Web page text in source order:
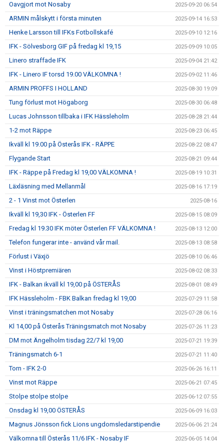
Oavgjort mot Nosaby 2025-09-20 06:54
ARMIN målskytt i första minuten 2025-09-14 16:53
Henke Larsson till IFKs Fotbollskafé 2025-09-10 12:16
IFK - Sölvesborg GIF på fredag kl 19,15 2025-09-09 10:05
Linero straffade IFK 2025-09-04 21:42
IFK - Linero IF torsd 19.00 VÄLKOMNA ! 2025-09-02 11:46
ARMIN PROFFS I HOLLAND 2025-08-30 19:09
Tung förlust mot Högaborg 2025-08-30 06:48
Lucas Johnsson tillbaka i IFK Hässleholm 2025-08-28 21:44
1-2 mot Räppe 2025-08-23 06:45
Ikväll kl 19.00 på Österås IFK - RÄPPE 2025-08-22 08:47
Flygande Start 2025-08-21 09:44
IFK - Räppe på Fredag kl 19,00 VÄLKOMNA ! 2025-08-19 10:31
Läxläsning med Mellanmål 2025-08-16 17:19
2 - 1 Vinst mot Österlen 2025-08-16
Ikväll kl 19,30 IFK - Österlen FF 2025-08-15 08:09
Fredag kl 19.30 IFK möter Österlen FF VÄLKOMNA ! 2025-08-13 12:00
Telefon fungerar inte - använd vår mail. 2025-08-13 08:58
Förlust i Växjö 2025-08-10 06:46
Vinst i Höstpremiären 2025-08-02 08:33
IFK - Balkan ikväll kl 19,00 på ÖSTERÅS 2025-08-01 08:49
IFK Hässleholm - FBK Balkan fredag kl 19,00 2025-07-29 11:58
Vinst i träningsmatchen mot Nosaby 2025-07-28 06:16
Kl 14,00 på Österås Träningsmatch mot Nosaby 2025-07-26 11:23
DM mot Ängelholm tisdag 22/7 kl 19,00 2025-07-21 19:39
Träningsmatch 6-1 2025-07-21 11:40
Torn - IFK 2-0 2025-06-26 16:11
Vinst mot Räppe 2025-06-21 07:45
Stolpe stolpe stolpe 2025-06-12 07:55
Onsdag kl 19,00 ÖSTERÅS 2025-06-09 16:03
Magnus Jönsson fick Lions ungdomsledarstipendie 2025-06-06 21:24
Välkomna till Österås 11/6 IFK - Nosaby IF 2025-06-05 14:04